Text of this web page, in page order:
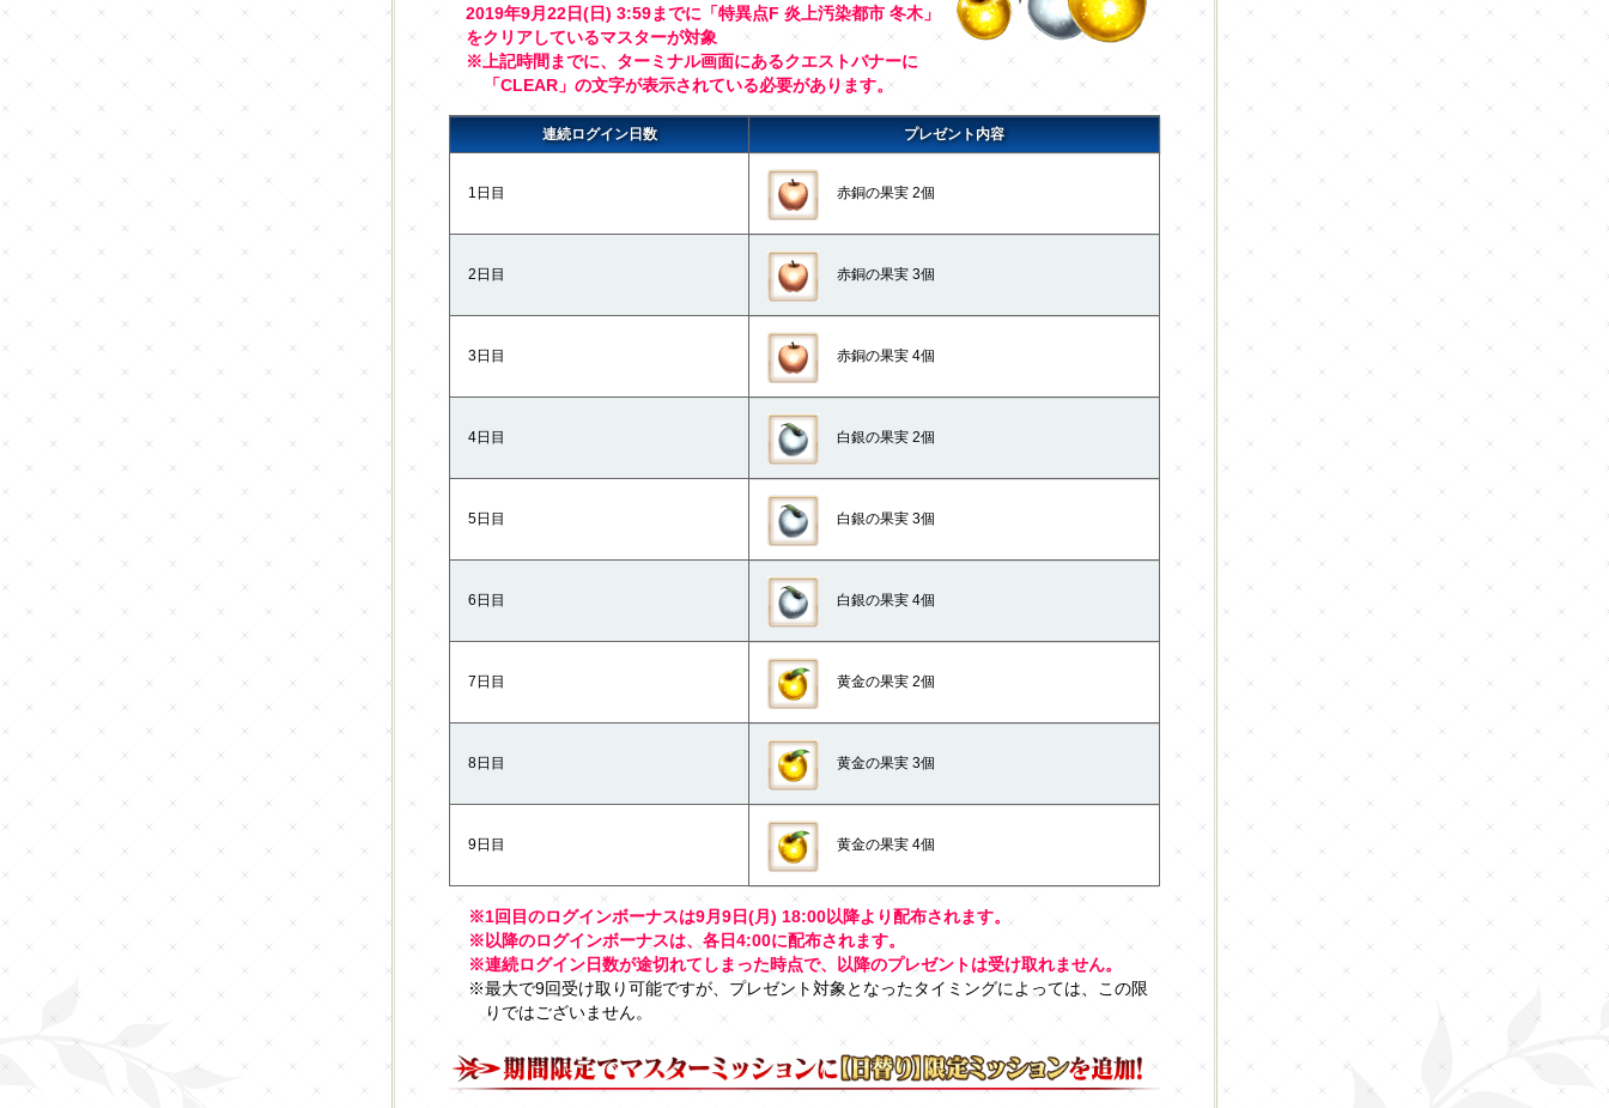
2019年9月22日(日) 3:59までに「特異点F 炎上汚染都市 冬木」
をクリアしているマスターが対象
※上記時間までに、ターミナル画面にあるクエストバナーに
「CLEAR」の文字が表示されている必要があります。
連続ログイン日数 プレゼント内容
1日目 赤銅の果実 2個
2日目 赤銅の果実 3個
3日目 赤銅の果実 4個
4日目 白銀の果実 2個
5日目 白銀の果実 3個
6日目 白銀の果実 4個
7日目 黄金の果実 2個
8日目 黄金の果実 3個
9日目 黄金の果実 4個
※1回目のログインボーナスは9月9日(月) 18:00以降より配布されます。
※以降のログインボーナスは、各日4:00に配布されます。
※連続ログイン日数が途切れてしまった時点で、以降のプレゼントは受け取れません。
※最大で9回受け取り可能ですが、プレゼント対象となったタイミングによっては、この限
りではございません。